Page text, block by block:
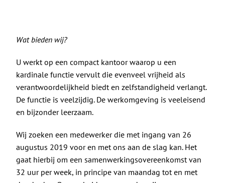
Wat bieden wij?
U werkt op een compact kantoor waarop u een
kardinale functie vervult die evenveel vrijheid als
verantwoordelijkheid biedt en zelfstandigheid verlangt.
De functie is veelzijdig. De werkomgeving is veeleisend
en bijzonder leerzaam.
Wij zoeken een medewerker die met ingang van 26
augustus 2019 voor en met ons aan de slag kan. Het
gaat hierbij om een samenwerkingsovereenkomst van
32 uur per week, in principe van maandag tot en met